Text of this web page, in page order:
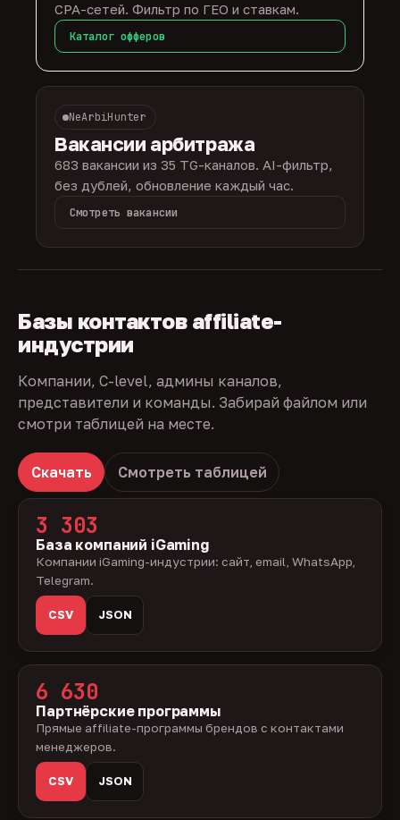
CPA-сетей. Фильтр по ГЕО и ставкам.
Каталог офферов
NeArbiHunter
Вакансии арбитража
683 вакансии из 35 TG-каналов. AI-фильтр,
без дублей, обновление каждый час.
Смотреть вакансии
Базы контактов affiliate-
индустрии
Компании, C-level, админы каналов,
представители и команды. Забирай файлом или
смотри таблицей на месте.
Скачать Смотреть таблицей
3 303
База компаний iGaming
Компании iGaming-индустрии: сайт, email, WhatsApp,
Telegram.
CSV JSON
6 630
Партнёрские программы
Прямые affiliate-программы брендов с контактами
менеджеров.
CSV JSON